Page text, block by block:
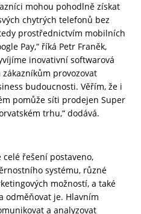
mohou pohodlně získat
chytrých telefonů bez
prostřednictvím mobilních
Pay,“ říká Petr Franěk,
inovativní softwarová
provozovat
budoucnosti. Věřím, že i
pomůže síti prodejen Super
trhu,“ dodává.
řešení postaveno,
systému, různé
možností, a také
odměňovat je. Hlavním
a analyzovat